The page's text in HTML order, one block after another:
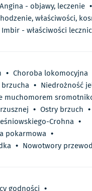
Angina - objawy, leczenie •
właściwości,
Imbir - właściwości
• Choroba lokomocyjna
brzucha • Niedrożność
muchomorem
• Ostry brzuch •
Crohna •
pokarmowa •
• Nowotwory
godności •